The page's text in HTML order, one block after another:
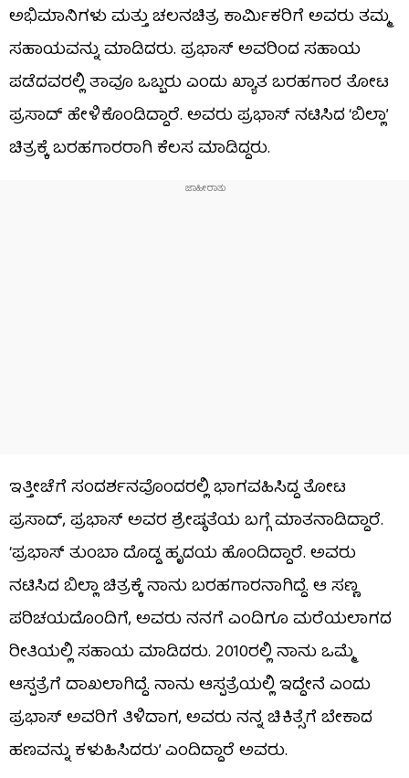
ಅಭಿಮಾನಿಗಳು ಮತ್ತು ಚಲನಚಿತ್ರ ಕಾರ್ಮಿಕರಿಗೆ ಅವರು ತಮ್ಮ
ಸಹಾಯವನ್ನು ಮಾಡಿದರು. ಪ್ರಭಾಸ್ ಅವರಿಂದ ಸಹಾಯ
ಪಡೆದವರಲ್ಲಿ ತಾವೂ ಒಬ್ಬರು ಎಂದು ಖ್ಯಾತ ಬರಹಗಾರ ತೋಟ
ಪ್ರಸಾದ್ ಹೇಳಿಕೊಂಡಿದ್ದಾರೆ. ಅವರು ಪ್ರಭಾಸ್ ನಟಿಸಿದ ‘ಬಿಲ್ಲಾ’
ಚಿತ್ರಕ್ಕೆ ಬರಹಗಾರರಾಗಿ ಕೆಲಸ ಮಾಡಿದ್ದರು.
ಇತ್ತೀಚೆಗೆ ಸಂದರ್ಶನವೊಂದರಲ್ಲಿ ಭಾಗವಹಿಸಿದ್ದ ತೋಟ
ಪ್ರಸಾದ್, ಪ್ರಭಾಸ್ ಅವರ ಶ್ರೇಷ್ಠತೆಯ ಬಗ್ಗೆ ಮಾತನಾಡಿದ್ದಾರೆ.
‘ಪ್ರಭಾಸ್ ತುಂಬಾ ದೊಡ್ಡ ಹೃದಯ ಹೊಂದಿದ್ದಾರೆ. ಅವರು
ನಟಿಸಿದ ಬಿಲ್ಲಾ ಚಿತ್ರಕ್ಕೆ ನಾನು ಬರಹಗಾರನಾಗಿದ್ದೆ. ಆ ಸಣ್ಣ
ಪರಿಚಯದೊಂದಿಗೆ, ಅವರು ನನಗೆ ಎಂದಿಗೂ ಮರೆಯಲಾಗದ
ರೀತಿಯಲ್ಲಿ ಸಹಾಯ ಮಾಡಿದರು. 2010ರಲ್ಲಿ ನಾನು ಒಮ್ಮೆ
ಆಸ್ಪತ್ರೆಗೆ ದಾಖಲಾಗಿದ್ದೆ. ನಾನು ಆಸ್ಪತ್ರೆಯಲ್ಲಿ ಇದ್ದೇನೆ ಎಂದು
ಪ್ರಭಾಸ್ ಅವರಿಗೆ ತಿಳಿದಾಗ, ಅವರು ನನ್ನ ಚಿಕಿತ್ಸೆಗೆ ಬೇಕಾದ
ಹಣವನ್ನು ಕಳುಹಿಸಿದರು’ ಎಂದಿದ್ದಾರೆ ಅವರು.